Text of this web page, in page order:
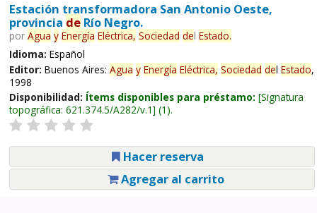
Estación transformadora San Antonio Oeste,
provincia deRío Negro.
por Agua y Energía Eléctrica, Sociedad del Estado.
Idioma: Español
Editor: Buenos Aires: Agua y Energía Eléctrica, Sociedad del Estado,
1998
Disponibilidad: Ítems disponibles para préstamo: Signatura
topográfica: 621.374.5/A282/v.1 (1).
Hacer reserva
Agregar al carrito